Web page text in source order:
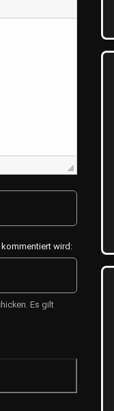
wird:
Es gilt
Muntermacher,